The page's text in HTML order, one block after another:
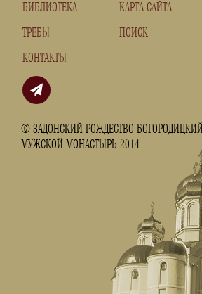
БИБЛИОТЕКА
ТРЕБЫ
КОНТАКТЫ
© ЗАДОНСКИЙ РОЖДЕСТВО-БОГОРОДИЦКИЙ
МУЖСКОЙ МОНАСТЫРЬ 2014
КАРТА САЙТА
ПОИСК